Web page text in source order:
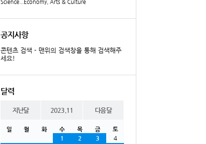
Science...Economy, Arts & Culture
공지사항
콘텐츠 검색 - 맨위의 검색창을 통해 검색해주
세요!
달력
지난달 2023.11 다음달
일 월 화 수 목 금
토
1
2 3
4